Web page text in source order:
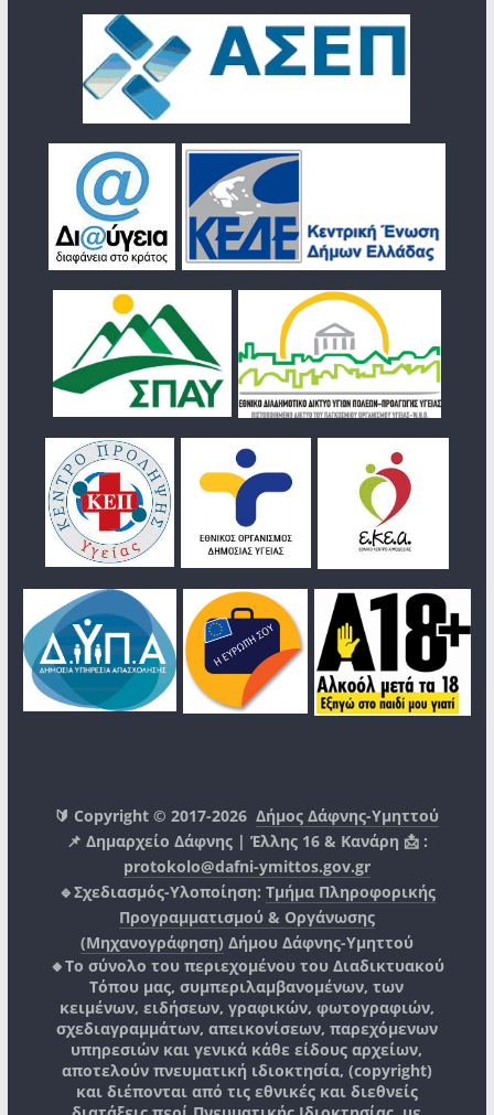
🔰 Copyright © 2017-2026Δήμος Δάφνης-Υμηττού
📌 Δημαρχείο Δάφνης | Έλλης 16 & Κανάρη 📩 :
protokolo@dafni-ymittos.gov.gr
🔹Σχεδιασμός-Υλοποίηση: Τμήμα Πληροφορικής
Προγραμματισμού & Οργάνωσης
(Μηχανογράφηση) Δήμου Δάφνης-Υμηττού
🔸Το σύνολο του περιεχομένου του Διαδικτυακού
Τόπου μας, συμπεριλαμβανομένων, των
κειμένων, ειδήσεων, γραφικών, φωτογραφιών,
σχεδιαγραμμάτων, απεικονίσεων, παρεχόμενων
υπηρεσιών και γενικά κάθε είδους αρχείων,
αποτελούν πνευματική ιδιοκτησία, (copyright)
και διέπονται από τις εθνικές και διεθνείς